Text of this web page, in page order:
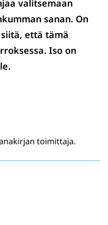
valitsemaan
sanan. On
että tämä
Iso on
toimittaja.